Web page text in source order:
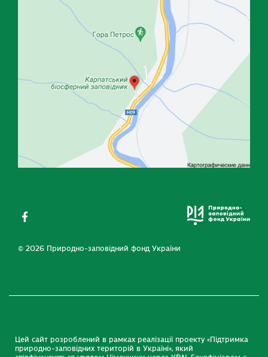
© 2026 Природно-заповідний фонд України
Цей сайт розроблений в рамках реалізації проекту «Підтримка
природно-заповідних територій в Україні», який